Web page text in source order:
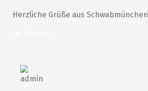
Herzliche Grüße aus Schwabmünchen